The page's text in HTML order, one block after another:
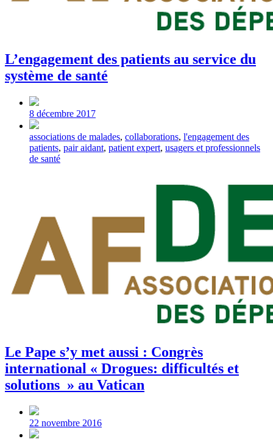
L’engagement des patients au service du
système de santé
Post
date
8 décembre 2017
Tagged
with
associations de malades, collaborations, l'engagement des
patients, pair aidant, patient expert, usagers et professionnels
de santé
Le Pape s’y met aussi : Congrès
international « Drogues: difficultés et
solutions » au Vatican
Post
date
22 novembre 2016